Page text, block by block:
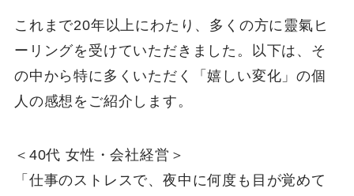
これまで20年以上にわたり、多くの方に靈氣ヒ
ーリングを受けていただきました。以下は、そ
の中から特に多くいただく「嬉しい変化」の個
人の感想をご紹介します。
＜40代 女性・会社経営＞
「仕事のストレスで、夜中に何度も目が覚めて